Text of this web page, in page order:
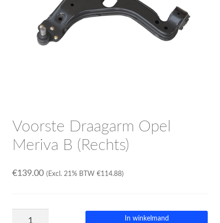
Contact
Inloggen / Registreren
Voorste Draagarm Opel
Meriva B (Rechts)
€139.00 (Excl. 21% BTW €114.88)
In winkelmand